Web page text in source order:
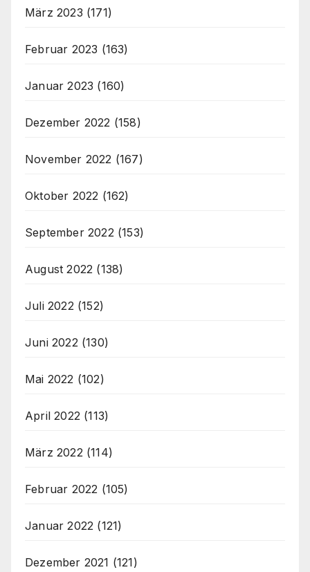
März 2023 (171)
Februar 2023 (163)
Januar 2023 (160)
Dezember 2022 (158)
November 2022 (167)
Oktober 2022 (162)
September 2022 (153)
August 2022 (138)
Juli 2022 (152)
Juni 2022 (130)
Mai 2022 (102)
April 2022 (113)
März 2022 (114)
Februar 2022 (105)
Januar 2022 (121)
Dezember 2021 (121)